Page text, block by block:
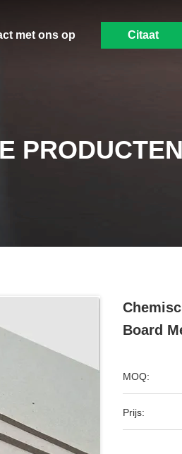
met ons op Citaat
PRODUCTEN
Board
MOQ:
Prijs: